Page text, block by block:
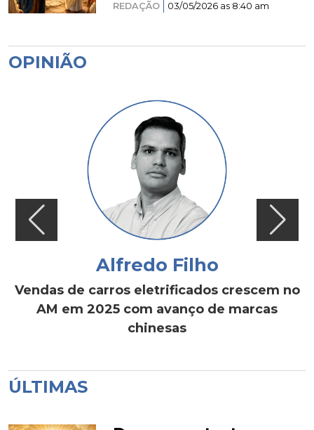
REDAÇÃO 03/05/2026 as 8:40 am
OPINIÃO
Alfredo Filho
Vendas de carros eletrificados crescem no
AM em 2025 com avanço de marcas
chinesas
ÚLTIMAS